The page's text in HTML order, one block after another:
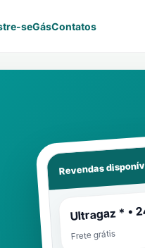
seGásContatos
Revendas
Ultragaz * •
Frete grátis